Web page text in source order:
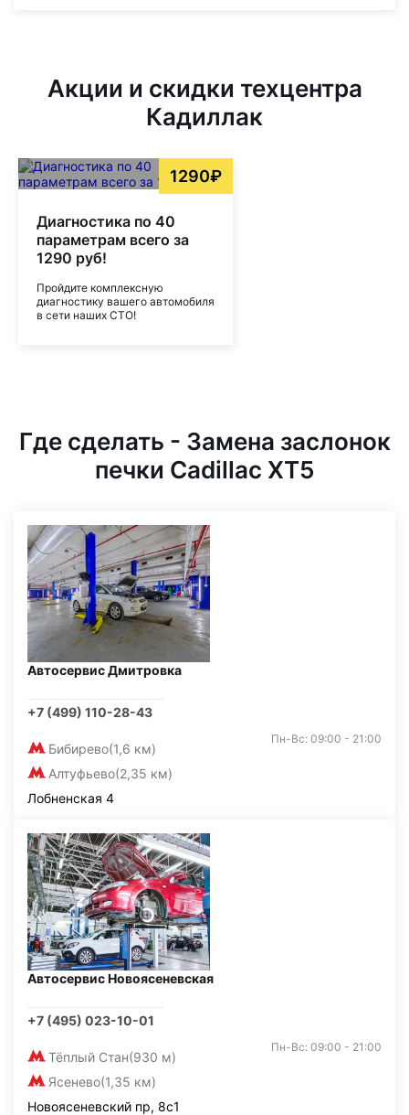
Акции и скидки техцентра
Кадиллак
1290₽
Диагностика по 40
параметрам всего за
1290 руб!
Пройдите комплексную
диагностику вашего автомобиля
в сети наших СТО!
Где сделать - Замена заслонок
печки Cadillac XT5
Автосервис Дмитровка
+7 (499) 110-28-43
Бибирево(1,6 км)
Алтуфьево(2,35 км)
Пн-Вс: 09:00 - 21:00
Лобненская 4
Автосервис Новоясеневская
+7 (495) 023-10-01
Тёплый Стан(930 м)
Ясенево(1,35 км)
Пн-Вс: 09:00 - 21:00
Новоясеневский пр, 8с1